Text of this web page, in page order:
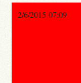
2/6/2015 07:09